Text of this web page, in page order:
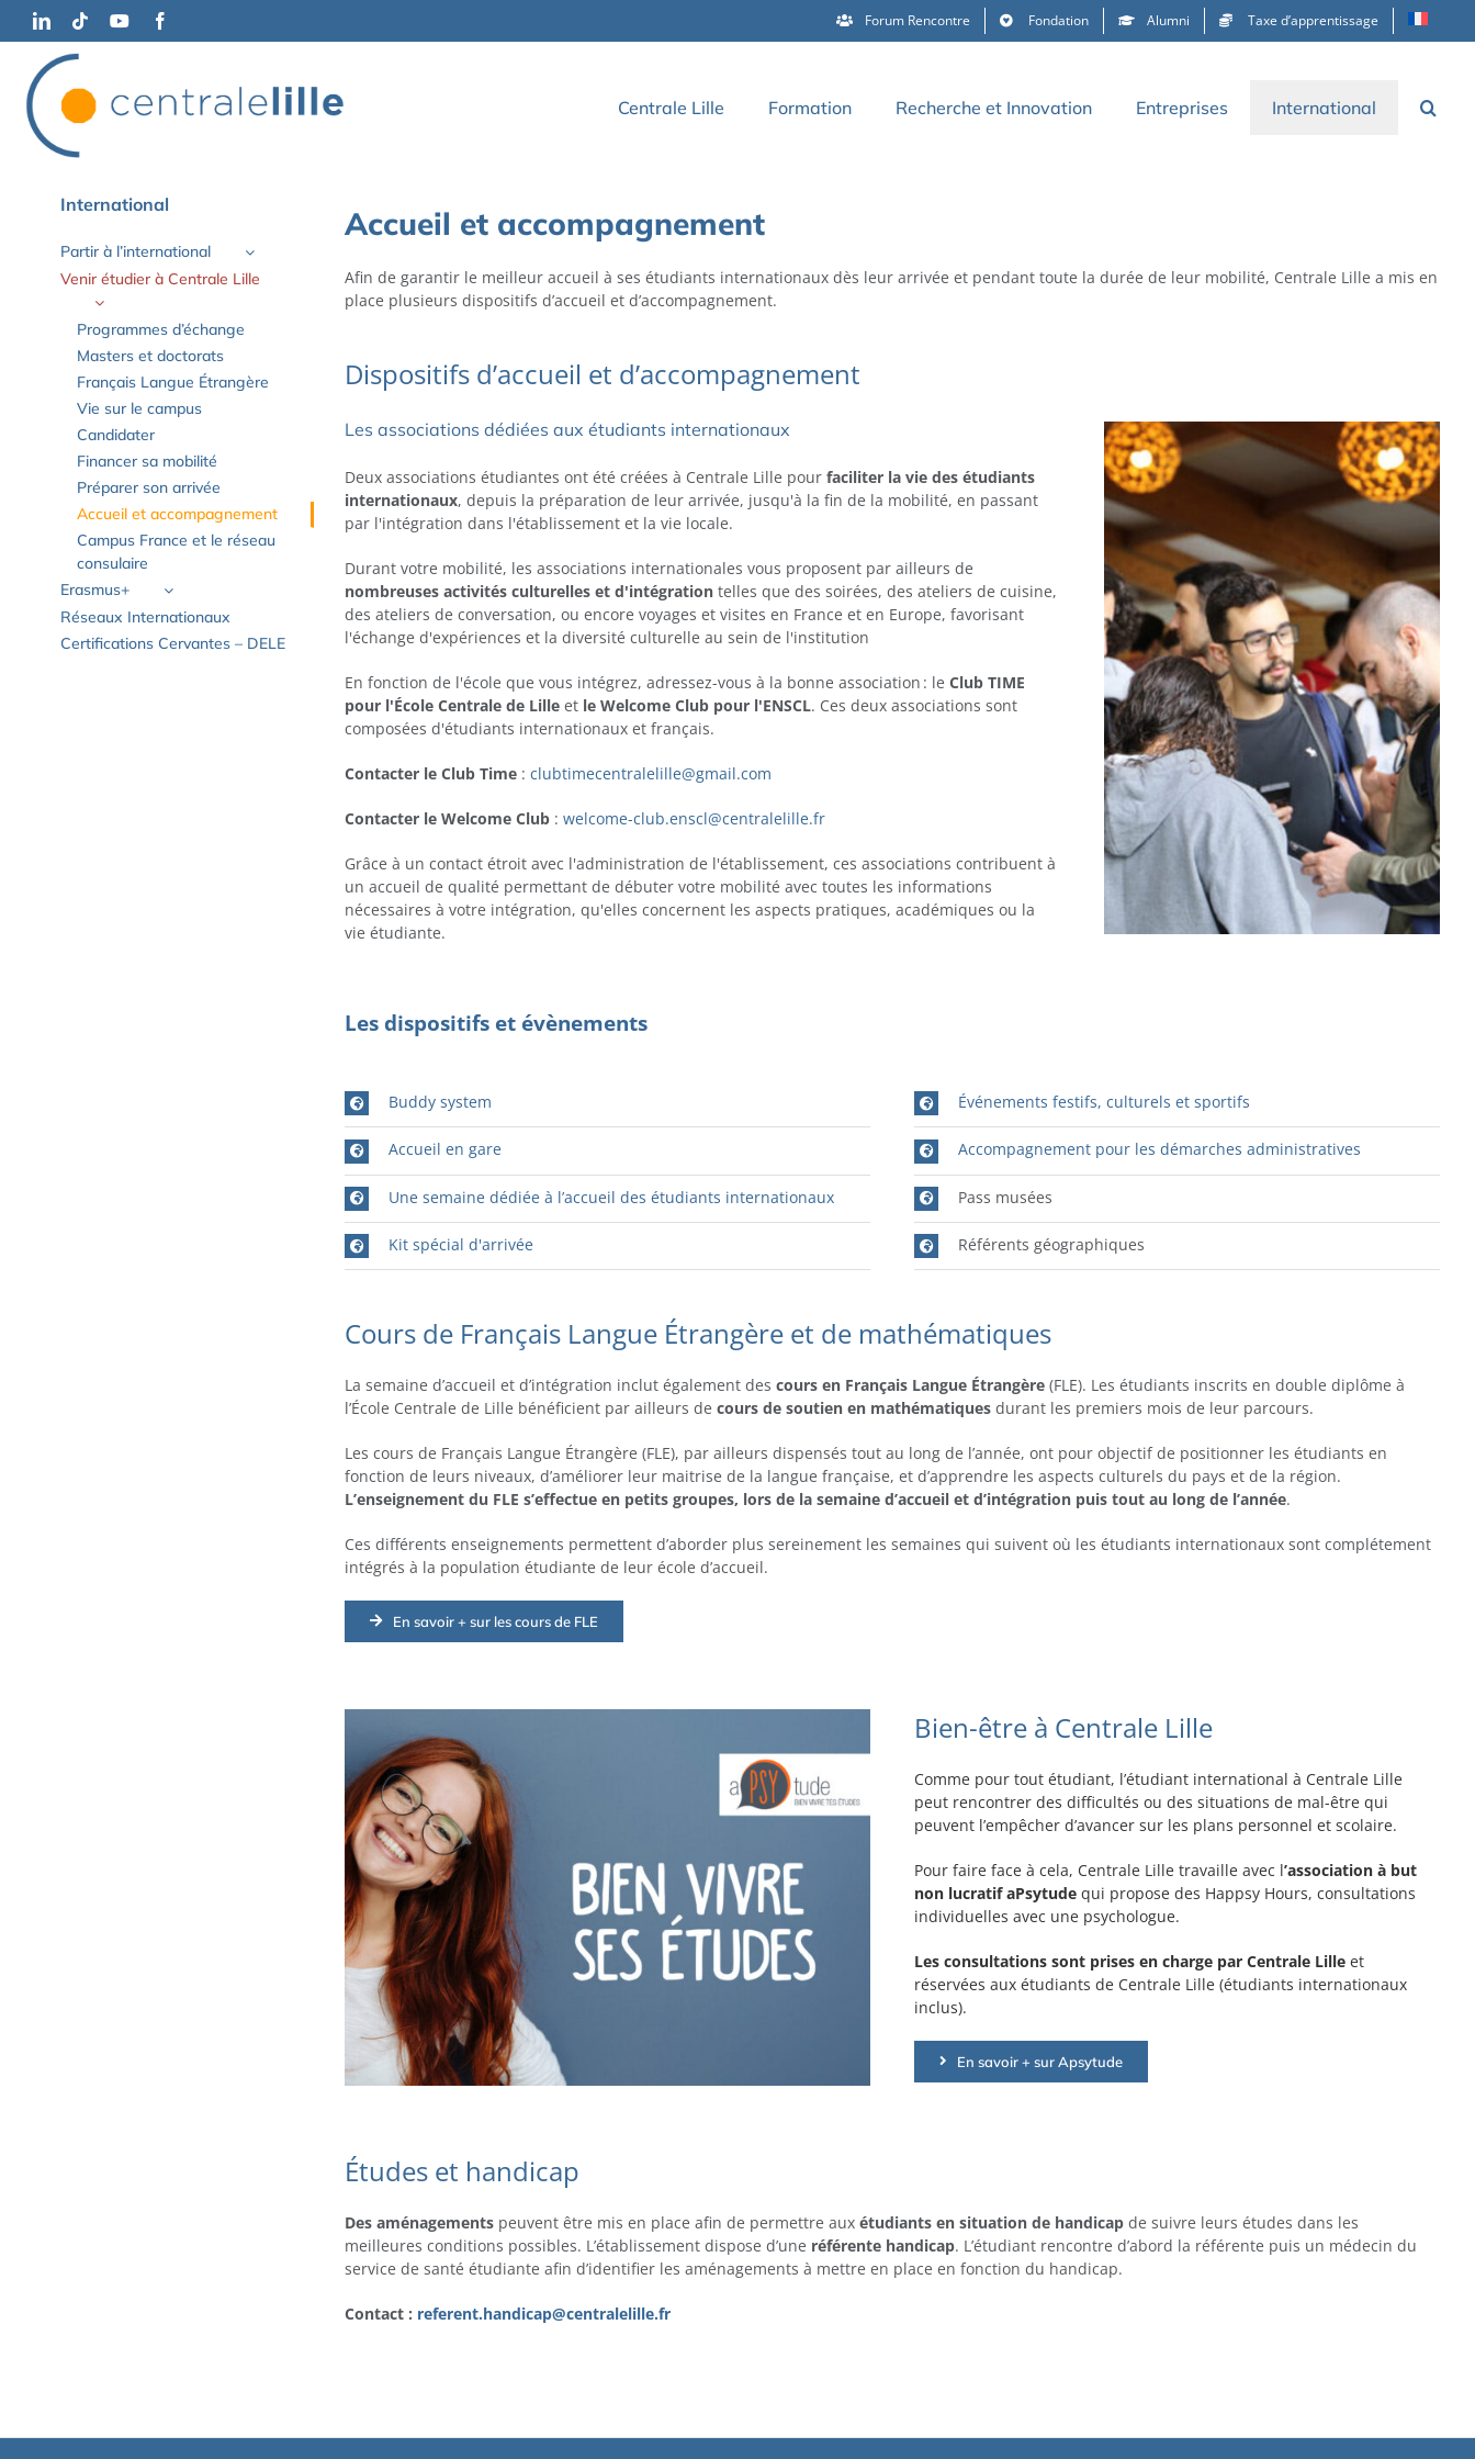
Passer
contenu
LinkedInTiktokYouTube Forum Rencontre Fondation Alumni Taxe d’apprentissage
Centrale Lille Formation Recherche et Innovation Entreprises International
Accueil et accompagnement
Afin de garantir le meilleur accueil à ses étudiants internationaux dès leur arrivée et pendant toute la durée de leur mobilité, Centrale Lille a mis en
place plusieurs dispositifs d’accueil et d’accompagnement.
Dispositifs d’accueil et d’accompagnement
Les associations dédiées aux étudiants internationaux
Deux associations étudiantes ont été créées à Centrale Lille pourfaciliter la vie des étudiants
internationaux, depuis la préparation de leur arrivée, jusqu'à la fin de la mobilité, en passant
par l'intégration dans l'établissement et la vie locale.
Durant votre mobilité, les associations internationales vous proposent par ailleurs de
nombreuses activités culturelles et d'intégration telles que des soirées, des ateliers de cuisine,
des ateliers de conversation, ou encore voyages et visites en France et en Europe, favorisant
l'échange d'expériences et la diversité culturelle au sein de l'institution
En fonction de l'école que vous intégrez, adressez-vous à la bonne association : leClub TIME
pour l'École Centrale de Lille et le Welcome Club pour l'ENSCL. Ces deux associations sont
composées d'étudiants internationaux et français.
Contacter le Club Time :clubtimecentralelille@gmail.com
Contacter le Welcome Club :welcome-club.enscl@centralelille.fr
Grâce à un contact étroit avec l'administration de l'établissement, ces associations contribuent à
un accueil de qualité permettant de débuter votre mobilité avec toutes les informations
nécessaires à votre intégration, qu'elles concernent les aspects pratiques, académiques ou la
vie étudiante.
Les dispositifs et évènements
Buddy system
Accueil en gare
Une semaine dédiée à l’accueil des étudiants internationaux
Kit spécial d'arrivée
Événements festifs, culturels et sportifs
Accompagnement pour les démarches administratives
Pass musées
Référents géographiques
Cours de Français Langue Étrangère et de mathématiques
La semaine d’accueil et d’intégration inclut également des cours en Français Langue Étrangère (FLE). Les étudiants inscritsen double diplômeà
l’École Centrale de Lille bénéficient par ailleurs decours de soutienen mathématiquesdurant les premiers mois de leur parcours.
Les cours de Français Langue Étrangère (FLE), par ailleurs dispensés tout au long de l’année, ont pour objectif de positionner les étudiants en
fonction de leurs niveaux, d’améliorer leur maitrise de la langue française, et d’apprendre les aspects culturels du pays et de la région.
L’enseignement du FLE s’effectue en petits groupes, lors de la semaine d’accueil et d’intégration puis tout au long de l’année.
Ces différents enseignements permettent d’aborder plus sereinement les semaines qui suivent où les étudiants internationaux sont complétement
intégrés à la population étudiante de leur école d’accueil.
En savoir + sur les cours de FLE
Bien-être à Centrale Lille
Comme pour tout étudiant, l’étudiant international à Centrale Lille
peut rencontrer des difficultés ou des situations de mal-être qui
peuvent l’empêcher d’avancer sur les plans personnel et scolaire.
Pour faire face à cela, Centrale Lille travaille avec l’association à but
non lucratif aPsytude qui propose des Happsy Hours, consultations
individuelles avec une psychologue.
Les consultations sont prises en charge par Centrale Lille et
réservées aux étudiants de Centrale Lille (étudiants internationaux
inclus).
En savoir + sur Apsytude
Études et handicap
Des aménagements peuvent être mis en place afin de permettre auxétudiants en situation de handicap de suivre leurs études dans les
meilleures conditions possibles. L’établissement dispose d’une référente handicap. L’étudiant rencontre d’abord la référente puis un médecin du
service de santé étudiante afin d’identifier les aménagements à mettre en place en fonction du handicap.
Contact : referent.handicap@centralelille.fr
International
Partir à l’international
Venir étudier à Centrale Lille
Programmes d’échange
Masters et doctorats
Français Langue Étrangère
Vie sur le campus
Candidater
Financer sa mobilité
Préparer son arrivée
Accueil et accompagnement
Campus France et le réseau
consulaire
Erasmus+
Réseaux Internationaux
Certifications Cervantes – DELE